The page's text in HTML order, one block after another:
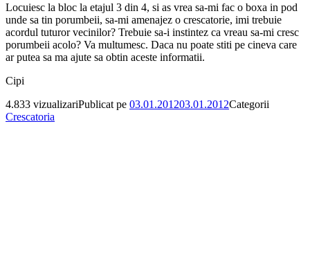
Locuiesc la bloc la etajul 3 din 4, si as vrea sa-mi fac o boxa in pod
unde sa tin porumbeii, sa-mi amenajez o crescatorie, imi trebuie
acordul tuturor vecinilor? Trebuie sa-i instintez ca vreau sa-mi cresc
porumbeii acolo? Va multumesc. Daca nu poate stiti pe cineva care
ar putea sa ma ajute sa obtin aceste informatii.
Cipi
4.833 vizualizariPublicat pe 03.01.201203.01.2012Categorii
Crescatoria